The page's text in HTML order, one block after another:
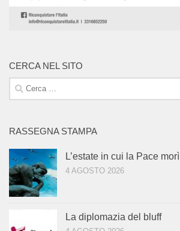
CERCA NEL SITO
Ricerca
per:
RASSEGNA STAMPA
L’estate in cui la Pace morì
4 AGOSTO 2026
La diplomazia del bluff